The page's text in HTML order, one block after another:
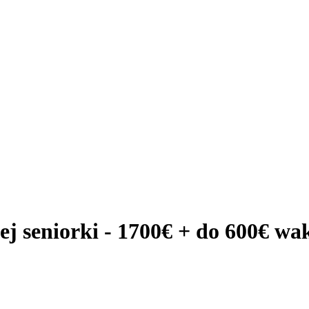
seniorki - 1700€ + do 600€